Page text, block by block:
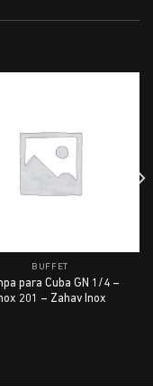
BUFFET
para Cuba GN 1/4 –
201 – Zahav Inox